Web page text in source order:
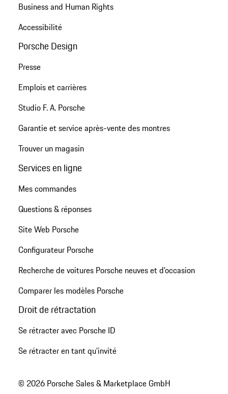
Business and Human Rights
Accessibilité
Porsche Design
Presse
Emplois et carrières
Studio F. A. Porsche
Garantie et service après-vente des montres
Trouver un magasin
Services en ligne
Mes commandes
Questions & réponses
Site Web Porsche
Configurateur Porsche
Recherche de voitures Porsche neuves et d'occasion
Comparer les modèles Porsche
Droit de rétractation
Se rétracter avec Porsche ID
Se rétracter en tant qu’invité
© 2026 Porsche Sales & Marketplace GmbH